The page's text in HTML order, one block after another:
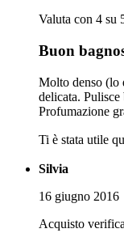
Valuta con 4 su
Buon
Molto denso (lo
delicata. Pulisce
Profumazione
Ti è stata utile
Silvia
16 giugno 2016
Acquisto